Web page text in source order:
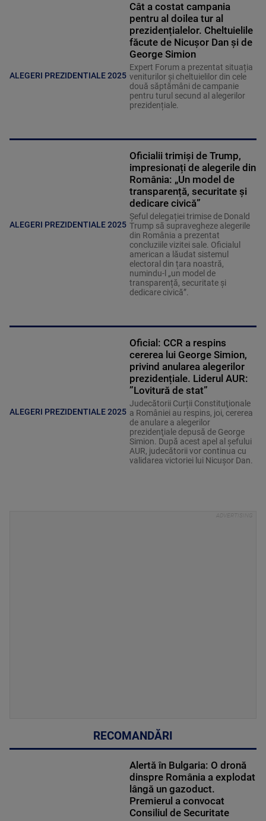
ALEGERI PREZIDENTIALE 2025
Cât a costat campania
pentru al doilea tur al
prezidențialelor. Cheltuielile
făcute de Nicușor Dan și de
George Simion
Expert Forum a prezentat situația
veniturilor și cheltuielilor din cele
două săptămâni de campanie
pentru turul secund al alegerilor
prezidențiale.
ALEGERI PREZIDENTIALE 2025
Oficialii trimiși de Trump,
impresionați de alegerile din
România: „Un model de
transparență, securitate și
dedicare civică”
Șeful delegației trimise de Donald
Trump să supravegheze alegerile
din România a prezentat
concluziile vizitei sale. Oficialul
american a lăudat sistemul
electoral din țara noastră,
numindu-l „un model de
transparență, securitate și
dedicare civică”.
ALEGERI PREZIDENTIALE 2025
Oficial: CCR a respins
cererea lui George Simion,
privind anularea alegerilor
prezidențiale. Liderul AUR:
”Lovitură de stat”
Judecătorii Curții Constituţionale
a României au respins, joi, cererea
de anulare a alegerilor
prezidenţiale depusă de George
Simion. După acest apel al șefului
AUR, judecătorii vor continua cu
validarea victoriei lui Nicușor Dan.
RECOMANDĂRI
Alertă în Bulgaria: O dronă
dinspre România a explodat
lângă un gazoduct.
Premierul a convocat
Consiliul de Securitate